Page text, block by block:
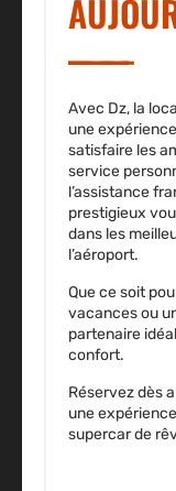
Avec Dz, la
une
satisfaire les
service
l’assistance
prestigieux
dans les
l’aéroport.
Que ce soit
vacances ou
partenaire
confort.
Réservez dès
une
supercar de